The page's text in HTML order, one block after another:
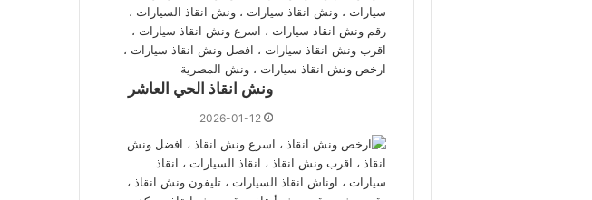
ونش انقاذ الحي العاشر
2026-01-12